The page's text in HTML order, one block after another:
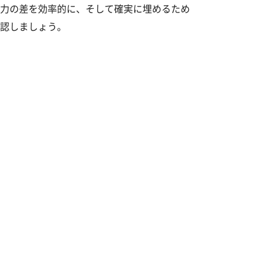
の差を効率的に、そして確実に埋めるため
しましょう。